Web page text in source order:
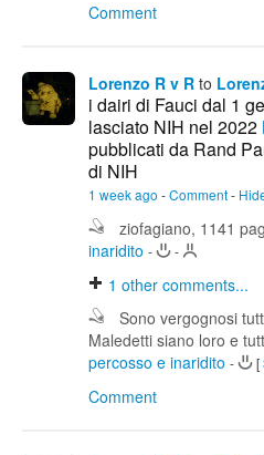
Comment
Lorenzo R v R to
i dairi di Fauci dal 1
lasciato NIH nel 2022
pubblicati da Rand
di NIH
1 week ago -Comment-
ziofagiano, 1141
inaridito - -
1 other comments...
Sono vergognosi
Maledetti siano loro e
percosso e inaridito - [
Comment